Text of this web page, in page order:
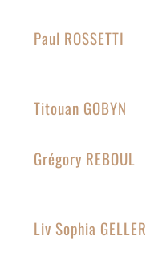
Paul ROSSETTI
Titouan GOBYN
Grégory REBOUL
Liv Sophia GELLER